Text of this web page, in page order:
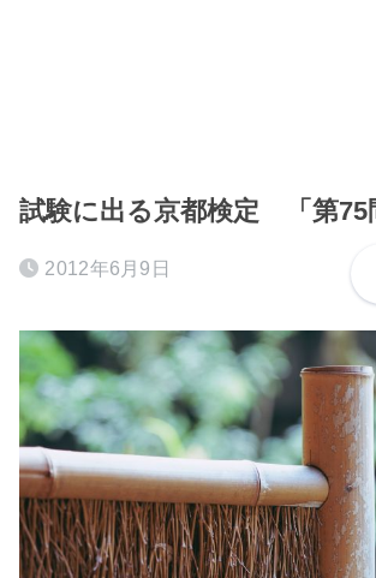
試験に出る京都検定 「第75
2012年6月9日